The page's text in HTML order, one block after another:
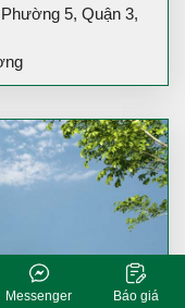
5, Quận 3,
Báo giá
Messenger